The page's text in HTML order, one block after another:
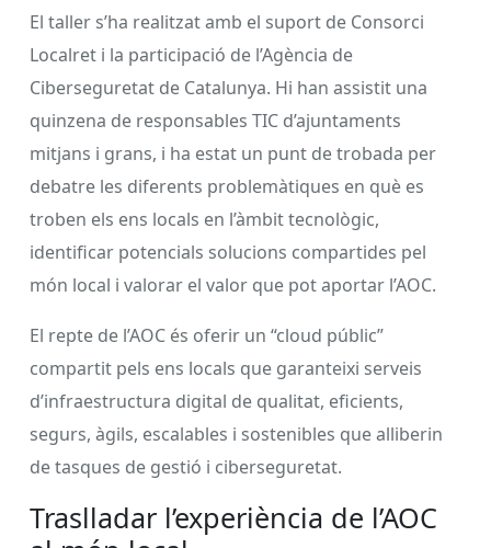
El taller s’ha realitzat amb el suport de Consorci
Localret i la participació de l’Agència de
Ciberseguretat de Catalunya. Hi han assistit una
quinzena de responsables TIC d’ajuntaments
mitjans i grans, i ha estat un punt de trobada per
debatre les diferents problemàtiques en què es
troben els ens locals en l’àmbit tecnològic,
identificar potencials solucions compartides pel
món local i valorar el valor que pot aportar l’AOC.
El repte de l’AOC és oferir un “cloud públic”
compartit pels ens locals que garanteixi serveis
d’infraestructura digital de qualitat, eficients,
segurs, àgils, escalables i sostenibles que alliberin
de tasques de gestió i ciberseguretat.
Traslladar l’experiència de l’AOC